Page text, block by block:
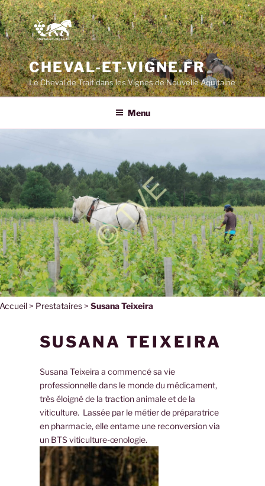
CHEVAL-ET-VIGNE.FR
Le Cheval de Trait dans les Vignes de Nouvelle Aquitaine
Menu
> Prestataires> Susana Teixeira
SUSANA TEIXEIRA
Susana Teixeira a commencé sa vie
professionnelle dans le monde du médicament,
très éloigné de la traction animale et de la
viticulture. Lassée par le métier de préparatrice
en pharmacie, elle entame une reconversion via
un BTS viticulture-œnologie.